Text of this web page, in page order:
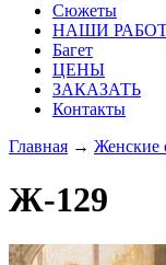
Сюжеты
НАШИ
Багет
ЦЕНЫ
ЗАКАЗАТЬ
Контакты
Главная → Женские
Ж-129